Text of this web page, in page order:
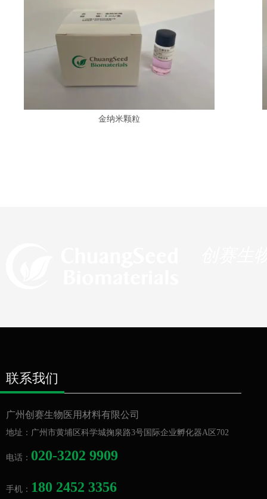
金纳米颗粒
联系我们
广州创赛生物医用材料有限公司
地址： 广州市黄埔区科学城掬泉路3号国际企业孵化器A区702
电话： 020-3202 9909
手机： 180 2452 3356